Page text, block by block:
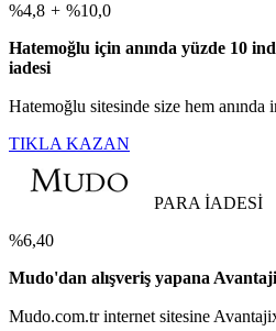
%4,8 + %10,0
Hatemoğlu için anında yüzde 10
iadesi
Hatemoğlu sitesinde size hem anında
TIKLA KAZAN
PARA İADESİ
%6,40
Mudo'dan alışveriş yapana
Mudo.com.tr internet sitesine